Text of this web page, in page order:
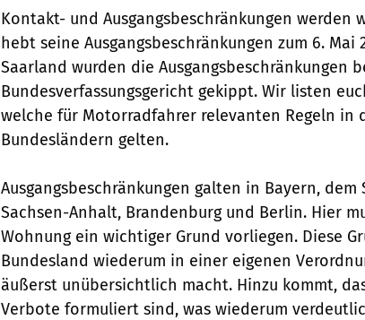
Kontakt- und Ausgangsbeschränkungen werden
hebt seine Ausgangsbeschränkungen zum 6. Mai
Saarland wurden die Ausgangsbeschränkungen
Bundesverfassungsgericht gekippt. Wir listen
welche für Motorradfahrer relevanten Regeln in
Bundesländern gelten.
Ausgangsbeschränkungen galten in Bayern, dem
Sachsen-Anhalt, Brandenburg und Berlin. Hier
Wohnung ein wichtiger Grund vorliegen. Diese
Bundesland wiederum in einer eigenen
äußerst unübersichtlich macht. Hinzu kommt,
Verbote formuliert sind, was wiederum